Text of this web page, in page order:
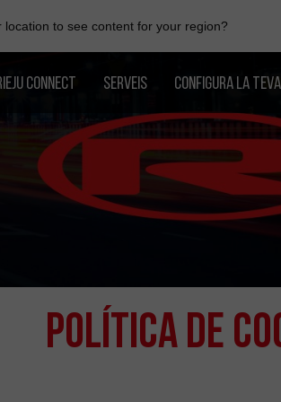
to see content for your region?
CONNECT SERVEIS CONFIGURA LA
Política de